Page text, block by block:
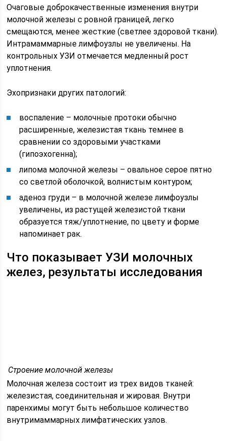
Очаговые доброкачественные изменения внутри
молочной железы с ровной границей, легко
смещаются, менее жесткие (светлее здоровой ткани).
Интрамаммарные лимфоузлы не увеличены. На
контрольных УЗИ отмечается медленный рост
уплотнения.
Эхопризнаки других патологий:
воспаление – молочные протоки обычно
расширенные, железистая ткань темнее в
сравнении со здоровыми участками
(гипоэхогенна);
липома молочной железы – овальное серое пятно
со светлой оболочкой, волнистым контуром;
аденоз груди – в молочной железе лимфоузлы
увеличены, из растущей железистой ткани
образуется тяж/уплотнение, по цвету и форме
напоминает рак.
Что показывает УЗИ молочных
желез, результаты исследования
Строение молочной железы
Молочная железа состоит из трех видов тканей:
железистая, соединительная и жировая. Внутри
паренхимы могут быть небольшое количество
внутримаммарных лимфатических узлов.